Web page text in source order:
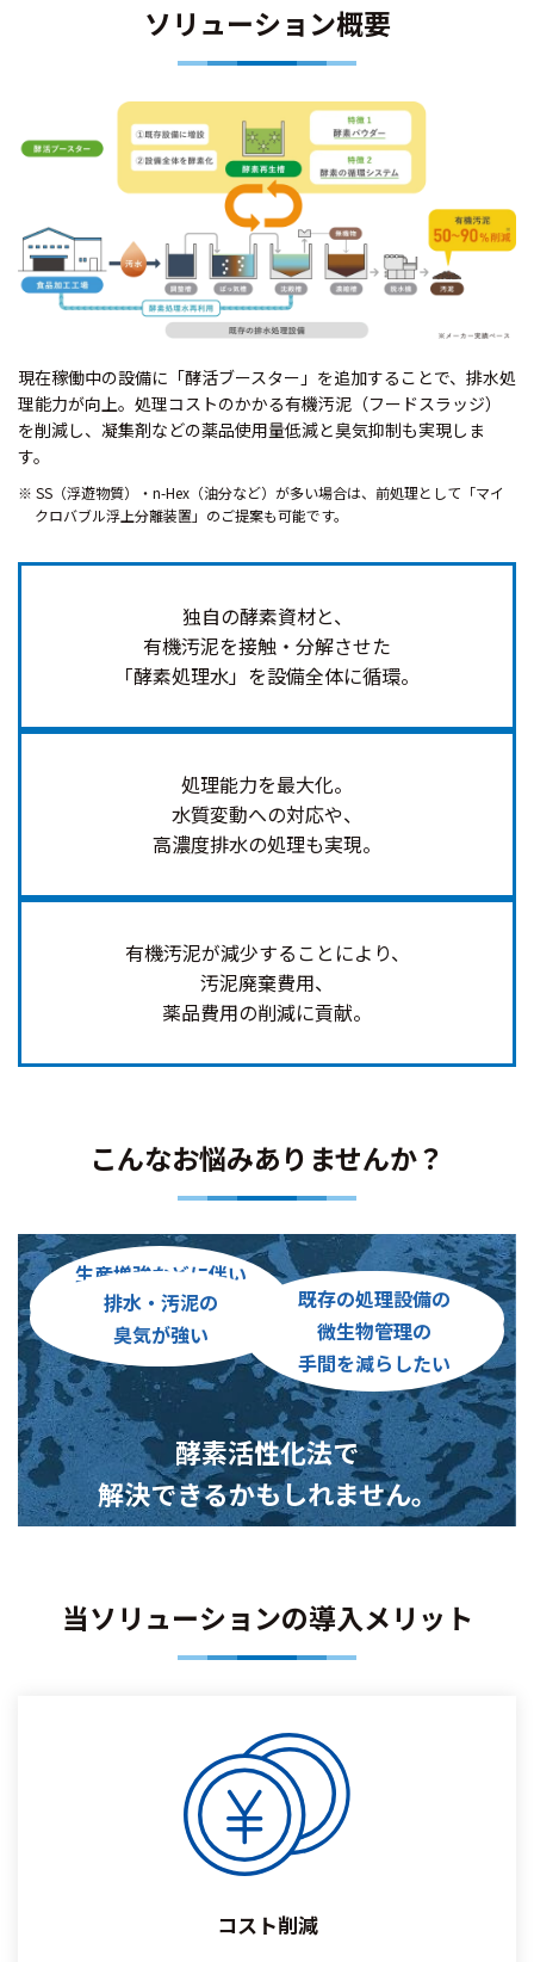
ソリューション概要
現在稼働中の設備に「酵活ブースター」を追加することで、排水処
理能力が向上。処理コストのかかる有機汚泥（フードスラッジ）
を削減し、凝集剤などの薬品使用量低減と臭気抑制も実現しま
す。
SS（浮遊物質）・n-Hex（油分など）が多い場合は、前処理として「マイ
クロバブル浮上分離装置」のご提案も可能です。
独自の酵素資材と、
有機汚泥を接触・分解させた
「酵素処理水」を設備全体に循環。
処理能力を最大化。
水質変動への対応や、
高濃度排水の処理も実現。
有機汚泥が減少することにより、
汚泥廃棄費用、
薬品費用の削減に貢献。
こんなお悩みありませんか？
生産増強などに伴い
排水処理能力が
不足している
汚泥の
廃棄コストが高い
排水・汚泥の
臭気が強い
既存の処理設備の
微生物管理の
手間を減らしたい
酵素活性化法で
解決できるかもしれません。
当ソリューションの導入メリット
コスト削減